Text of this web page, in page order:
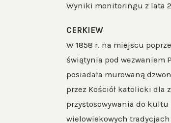
Wyniki monitoringu z lata
CERKIEW
W 1858 r. na miejscu
świątynia pod wezwaniem
posiadała murowaną
przez Kościół katolicki dla
przystosowywania do
wielowiekowych